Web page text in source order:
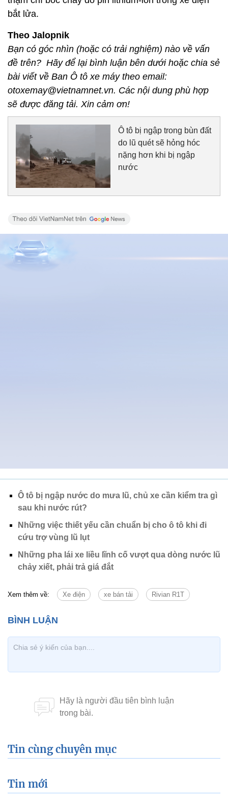
bắt lửa.
Theo Jalopnik
Bạn có góc nhìn (hoặc có trải nghiệm) nào về vấn
đề trên? Hãy để lại bình luận bên dưới hoặc chia sẻ
bài viết về Ban Ô tô xe máy theo email:
otoxemay@vietnamnet.vn. Các nội dung phù hợp
sẽ được đăng tải. Xin cảm ơn!
Ô tô bị ngập trong bùn đất
do lũ quét sẽ hỏng hóc
nặng hơn khi bị ngập
nước
Ô tô bị ngập nước do mưa lũ, chủ xe cần kiểm tra gì
sau khi nước rút?
Những việc thiết yếu cần chuẩn bị cho ô tô khi đi
cứu trợ vùng lũ lụt
Những pha lái xe liều lĩnh cố vượt qua dòng nước lũ
chảy xiết, phải trả giá đắt
Xem thêm về: Xe điện xe bán tải Rivian R1T
Tin cùng chuyên mục
Tin mới